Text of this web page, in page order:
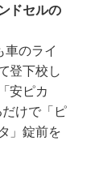
ドセルの
車のライ
登下校し
安ピカ
けで「ピ
」錠前を